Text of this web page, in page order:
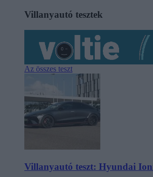
Villanyautó tesztek
Az összes teszt
Villanyautó teszt: Hyundai